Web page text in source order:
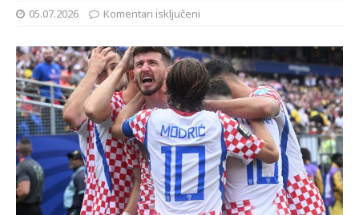
05.07.2026 Komentari isključeni